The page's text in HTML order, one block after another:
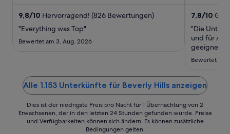
2.
9,8/10 Hervorragend! (826 Bewertungen)
"Everything was Top"
Bewertet am 3. Aug. 2026
7,8/10
"Die
und für
geeignet.
erreichen,
oder Uber
Bewertet am
Alle 1.153 Unterkünfte für Beverly Hills anzeigen
Dies ist der niedrigste Preis pro Nacht für 1 Übernachtung von 2
Erwachsenen, der in den letzten 24 Stunden gefunden wurde. Preise
und Verfügbarkeiten können sich ändern. Es können zusätzliche
Bedingungen gelten.